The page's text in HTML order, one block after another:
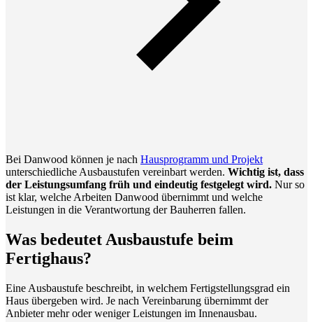
Bei Danwood können je nach Hausprogramm und Projekt
unterschiedliche Ausbaustufen vereinbart werden. Wichtig ist, dass
der Leistungsumfang früh und eindeutig festgelegt wird. Nur so
ist klar, welche Arbeiten Danwood übernimmt und welche
Leistungen in die Verantwortung der Bauherren fallen.
Was bedeutet Ausbaustufe beim
Fertighaus?
Eine Ausbaustufe beschreibt, in welchem Fertigstellungsgrad ein
Haus übergeben wird. Je nach Vereinbarung übernimmt der
Anbieter mehr oder weniger Leistungen im Innenausbau.